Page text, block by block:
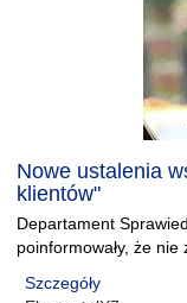
Nowe ustalenia
klientów"
Departament
poinformowały, że nie
Szczegóły